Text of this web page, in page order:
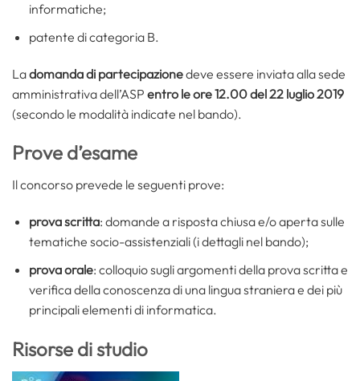
informatiche;
patente di categoria B.
Ladomanda di partecipazionedeve essere inviata alla sede
amministrativa dell’ASP entro le ore 12.00 del 22 luglio 2019
(secondo le modalità indicate nel bando).
Prove d’esame
Il concorso prevede le seguenti prove:
prova scritta: domande a risposta chiusa e/o aperta sulle
tematiche socio-assistenziali (i dettagli nel bando);
prova orale: colloquio sugli argomenti della prova scritta e
verifica della conoscenza di una lingua straniera e dei più
principali elementi di informatica.
Risorse di studio